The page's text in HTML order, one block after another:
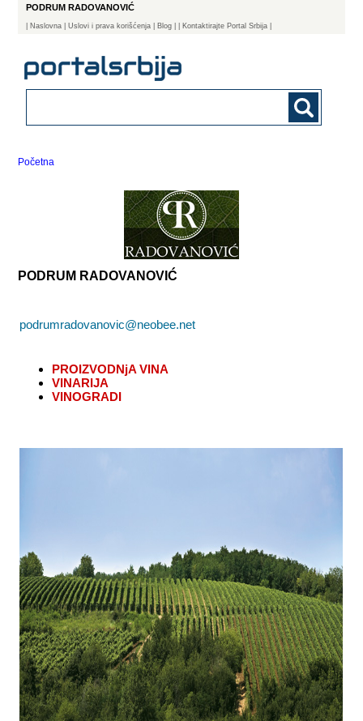
PODRUM RADOVANOVIĆ
Naslovna | Uslovi i prava korišćenja Blog | Kontaktirajte Portal Srbija |
Početna
PODRUM RADOVANOVIĆ
podrumradovanovic@neobee.net
PROIZVODNjA VINA
VINARIJA
VINOGRADI